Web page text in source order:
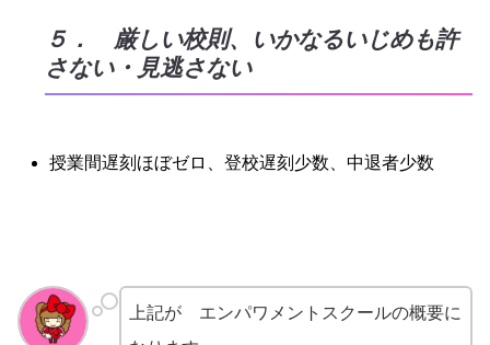
５． 厳しい校則、いかなるいじめも許
さない・見逃さない
授業間遅刻ほぼゼロ、登校遅刻少数、中退者少数
上記が エンパワメントスクールの概要に